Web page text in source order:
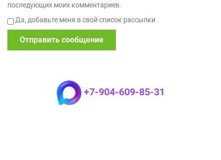
последующих моих комментариев.
Да, добавьте меня в свой список рассылки
+7-904-609-85-31